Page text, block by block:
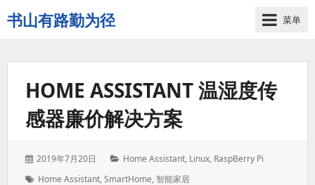
书山有路勤为径
学
海
菜单
HOME ASSISTANT 温湿度传
感器廉价解决方案
发
2019年7月20日
分
Home Assistant, Linux, RaspBerry Pi
标
Home Assistant,SmartHome,智能家居